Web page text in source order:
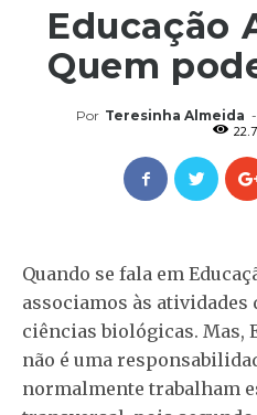
Educação
Quem
Por Teresinha Almeida -
Quando se fala em
associamos às atividades
ciências biológicas. Mas,
não é uma
normalmente trabalham